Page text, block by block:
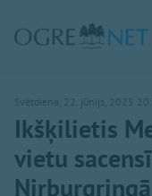
Svētdiena, 22. jūnijs, 2025
Ikšķilietis
vietu
Nirburgringā